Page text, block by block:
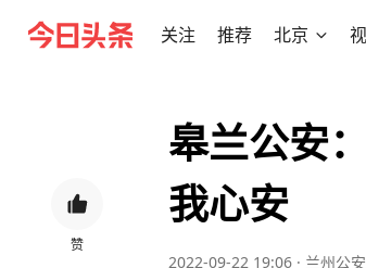
关注 推荐 北京
赞
皋兰公安
我心安
2022-09-22 19:06 · 兰州公